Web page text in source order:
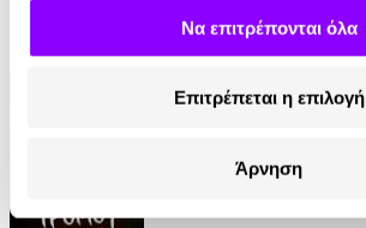
Να επιτρέπονται όλα
Επιτρέπεται η επιλογή
Άρνηση
8.99€